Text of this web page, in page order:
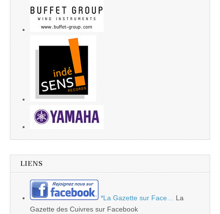
LIENS
*La Gazette sur Face…
La
Gazette des Cuivres sur Facebook